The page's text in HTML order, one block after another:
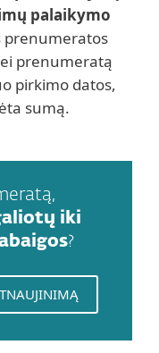
palaikymo
prenumeratos
prenumeratą
pirkimo datos,
sumą.
iki
?